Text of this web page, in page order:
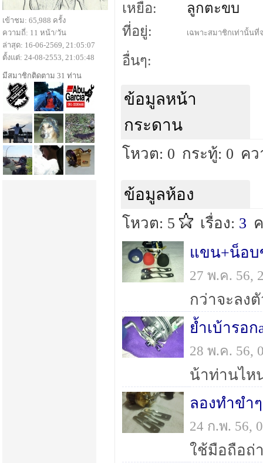
เหยื่อ:
ลูกตะขบ
ที่อยู่:
เฉพาะสมาชิกเท่านั้นที่
อื่นๆ:
ข้อมูลหน้า
กระดาน
โหวต: 0 กระทู้: 0 ค
ข้อมูลห้อง
โหวต: 5 เรื่อง: 3
แขน+น็อบ
27 พ.ค. 56,
กว่าจะลง
ย้ำเบ้ารอก
28 พ.ค. 56,
ลองทำขำๆ
24 ก.พ. 56,
ใช้มือถือถ่
เข้าชม: 65,988 ครั้ง
ความถี่: 11 หน้า/วัน
ล่าสุด: 16-06-2569, 21:05:07
ตั้งแต่: 24-08-2553, 21:05:48
มีสมาชิกติดตาม 31 ท่าน